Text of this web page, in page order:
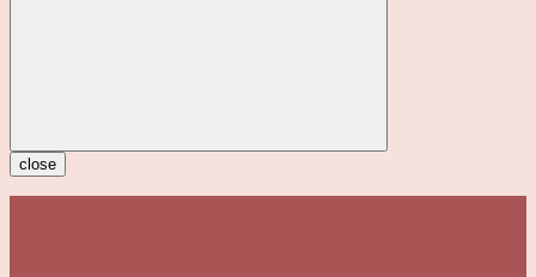
close